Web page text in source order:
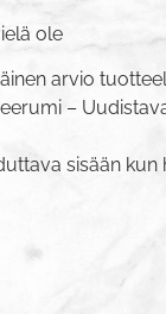
ole
arvio
–
sisään kun